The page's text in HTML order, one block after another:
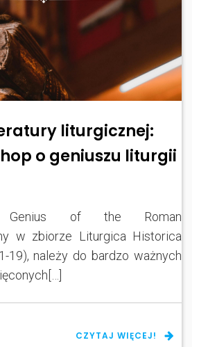
liturgicznej:
o geniuszu liturgii
Genius of the Roman
w zbiorze Liturgica Historica
19), należy do bardzo ważnych
CZYTAJ WIĘCEJ!